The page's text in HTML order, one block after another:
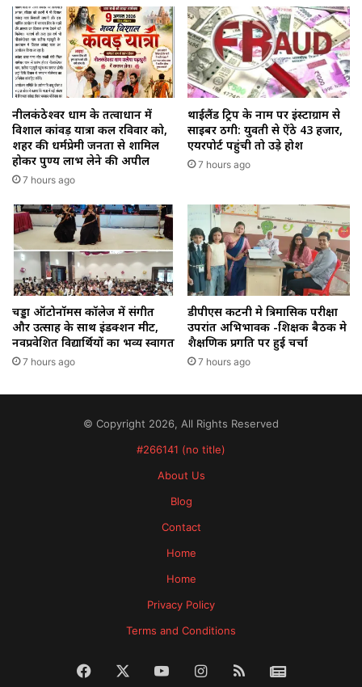
नीलकंठेश्वर धाम के तत्वाधान में
विशाल कांवड़ यात्रा कल रविवार को,
शहर की धर्मप्रेमी जनता से शामिल
होकर पुण्य लाभ लेने की अपील
7 hours ago
थाईलैंड ट्रिप के नाम पर इंस्टाग्राम से
साइबर ठगी: युवती से ऐंठे ₹43 हजार,
एयरपोर्ट पहुंची तो उड़े होश
7 hours ago
चड्डा ऑटोनॉमस कॉलेज में संगीत
और उत्साह के साथ इंडक्शन मीट,
नवप्रवेशित विद्यार्थियों का भव्य स्वागत
7 hours ago
डीपीएस कटनी मे त्रिमासिक परीक्षा
उपरांत अभिभावक -शिक्षक बैठक मे
शैक्षणिक प्रगति पर हुई चर्चा
7 hours ago
© Copyright 2026, All Rights Reserved
#266141 (no title)
About Us
Blog
Contact
Home
Home
Privacy Policy
Terms and Conditions
Facebook YouTubeInstagram
RSS News